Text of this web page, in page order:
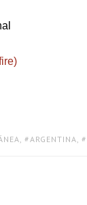
, ARGENTINA,